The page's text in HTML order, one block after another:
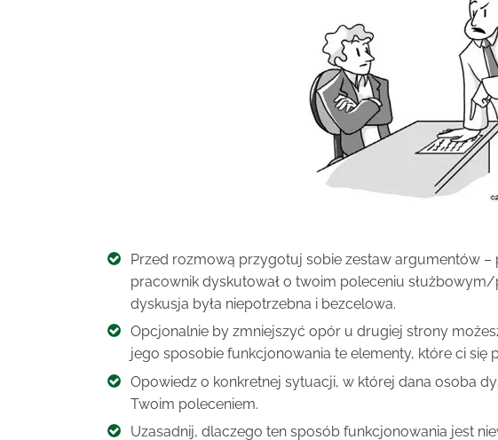
Przed rozmową przygotuj sobie zestaw argumentów –
pracownik dyskutował o twoim poleceniu
dyskusja była niepotrzebna i bezcelowa.
Opcjonalnie by zmniejszyć opór u drugiej strony
jego sposobie funkcjonowania te elementy, które ci się
Opowiedz o konkretnej sytuacji, w której dana osoba
Twoim poleceniem.
Uzasadnij, dlaczego ten sposób funkcjonowania jest